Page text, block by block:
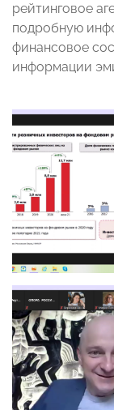
рейтинговое
подробную
финансовое
информации